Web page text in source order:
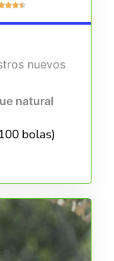
nuevos
natural
bolas)